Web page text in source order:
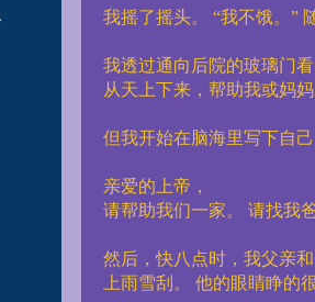
我摇了摇头。 “我不饿。”
我透过通向后院的玻璃门
从天上下来，帮助我或妈
但我开始在脑海里写下自
亲爱的上帝，
请帮助我们一家。
请找我
然后，快八点时，我父亲
上雨雪刮。
他的眼睛睁的